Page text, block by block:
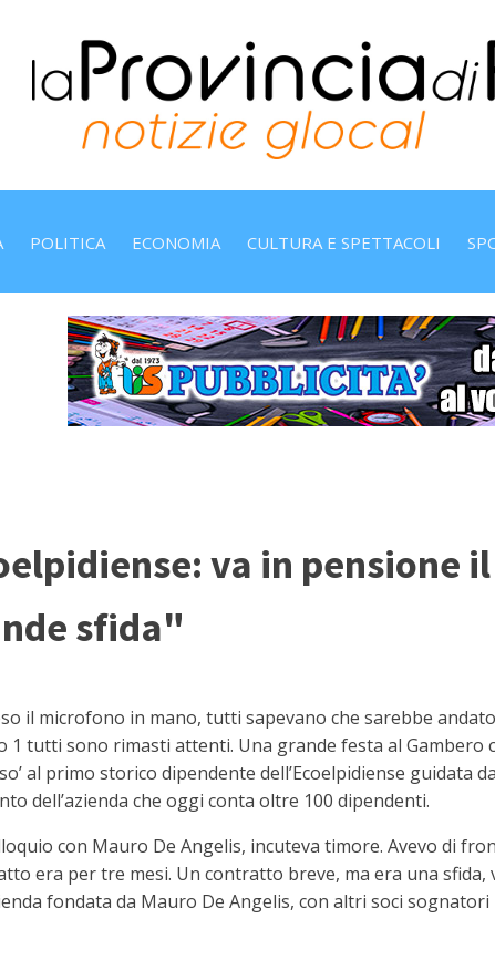
POLITICA ECONOMIA CULTURA E SPETTACOLI
va in pensione
sfida"
il microfono in mano, tutti sapevano che sarebbe
1 tutti sono rimasti attenti. Una grande festa al
al primo storico dipendente dell’Ecoelpidiense guidata
dell’azienda che oggi conta oltre 100 dipendenti.
con Mauro De Angelis, incuteva timore. Avevo di
era per tre mesi. Un contratto breve, ma era una sfida,
fondata da Mauro De Angelis, con altri soci